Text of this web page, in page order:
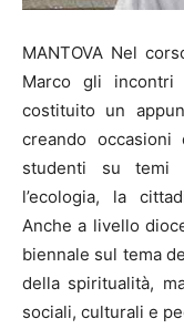
MANTOVA Nel
Marco gli incontri
costituito un
creando
studenti su temi
l’ecologia, la
Anche a livello
biennale sul tema
della spiritualità,
sociali, culturali e